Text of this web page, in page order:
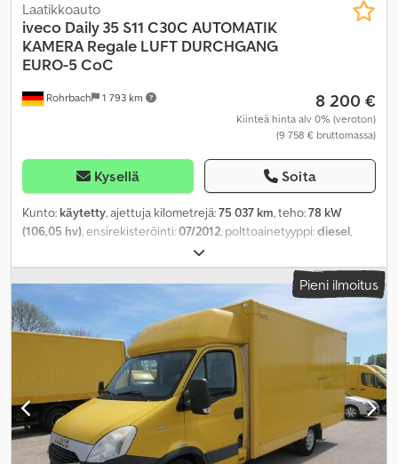
Rohrbach 1 793 km
Laatikkoauto
iveco Daily 35 S11 C30C AUTOMATIK
KAMERA Regale LUFT DURCHGANG
EURO-5 CoC
8 200 €
Kiinteä hinta alv 0% (veroton)
(9 758 € bruttomassa)
Kysellä Soita
Kunto: käytetty, ajettuja kilometrejä:75 037 km, teho:78 kW
(106,05 hv) , ensirekisteröinti:07/2012 , polttoainetyyppi:diesel
, maksimi kuormauspaino:
kokonaispaino:3 500 kg, akseliväli:3 750 mm, seuraava tarkastus
(TÜV):08/2026, polttoaine:diesel, polttoaineenkulutus
(kaupunkiajo):
, polttoaineenkulutus (maantieajossa):
l/100 km
, yhdistetty polttoaineenkulutus: 7,9 l/100 km, väri:
keltainen, ohjaamo:muu, vaihteistotyyppi:automaattinen
Euro 5, jousitus: muu , istuimien määrä: 2,
kokonaispituus:6 783 mm , lastitilan leveys:
, kuormatilan
korkeus:2 100 mm, Valmistusvuosi:2012, rakennuskorkeus:
2 770
mm
, Varusteet:
ABS, ajoneuvotietokone, elektroninen
ajonvakautusjärjestelmä (ESP), immobilisointijärjestelmä,
keskuslukitus, noesuodatin,
Pieni ilmoitus